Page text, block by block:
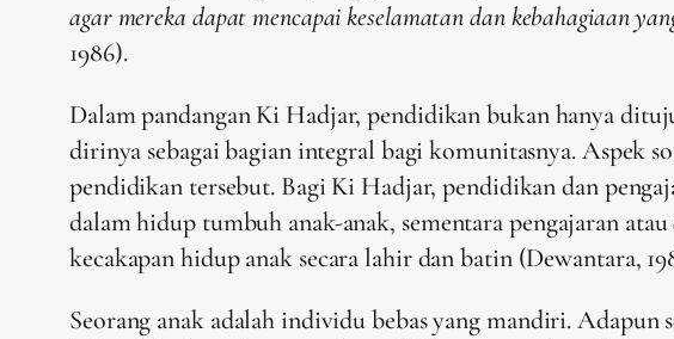
agar mereka dapat mencapai keselamatan dan kebahagiaan
1986).
Dalam pandangan Ki Hadjar, pendidikan bukan hanya
dirinya sebagai bagian integral bagi komunitasnya. Aspek
pendidikan tersebut. Bagi Ki Hadjar, pendidikan dan
dalam hidup tumbuh anak-anak, sementara pengajaran atau
kecakapan hidup anak secara lahir dan batin (Dewantara,
Seorang anak adalah individu bebas yang mandiri.